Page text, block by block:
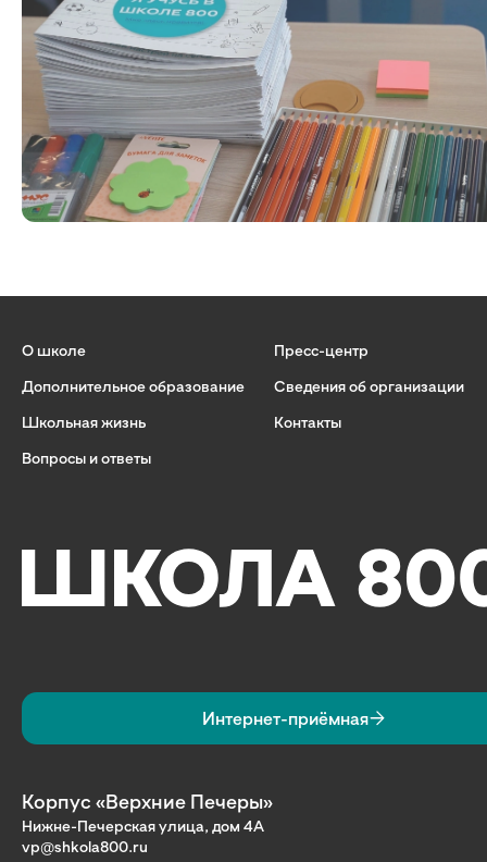
О школе
Дополнительное образование
Школьная жизнь
Вопросы и ответы
Пресс-центр
Сведения об организации
Контакты
Интернет-приёмная
Корпус «Верхние Печеры»
Нижне-Печерская улица, дом 4А
vp@shkola800.ru